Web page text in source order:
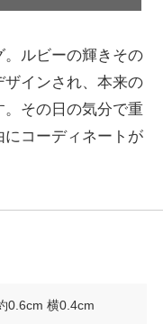
ルビーの輝きその
ザインされ、本来の
その日の気分で重
コーディネートが
0.6cm 横0.4cm